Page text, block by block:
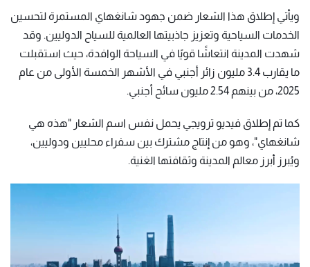
ويأتي إطلاق هذا الشعار ضمن جهود شانغهاي المستمرة لتحسين
الخدمات السياحية وتعزيز جاذبيتها العالمية للسياح الدوليين. وقد
شهدت المدينة انتعاشًا قويًا في السياحة الوافدة، حيث استقبلت
ما يقارب 3.4 مليون زائر أجنبي في الأشهر الخمسة الأولى من عام
2025، من بينهم 2.54 مليون سائح أجنبي.
كما تم إطلاق فيديو ترويجي يحمل نفس اسم الشعار "هذه هي
شانغهاي"، وهو من إنتاج مشترك بين سفراء محليين ودوليين،
ويُبرز أبرز معالم المدينة وثقافتها الغنية.